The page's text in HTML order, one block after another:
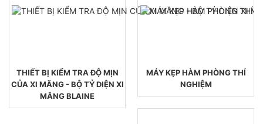
THIẾT BỊ KIỂM TRA ĐỘ MỊN
CỦA XI MĂNG - BỘ TỶ DIỆN XI
MĂNG BLAINE
MÁY KẸP HÀM PHÒNG THÍ
NGHIỆM